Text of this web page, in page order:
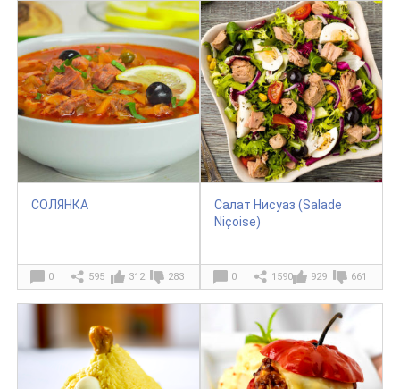
СОЛЯНКА
0 595 312 283
Салат Нисуаз (Salade
Niçoise)
0 1590 929 661